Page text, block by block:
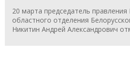
20 марта председатель
областного отделения
Никитин Андрей Александрович